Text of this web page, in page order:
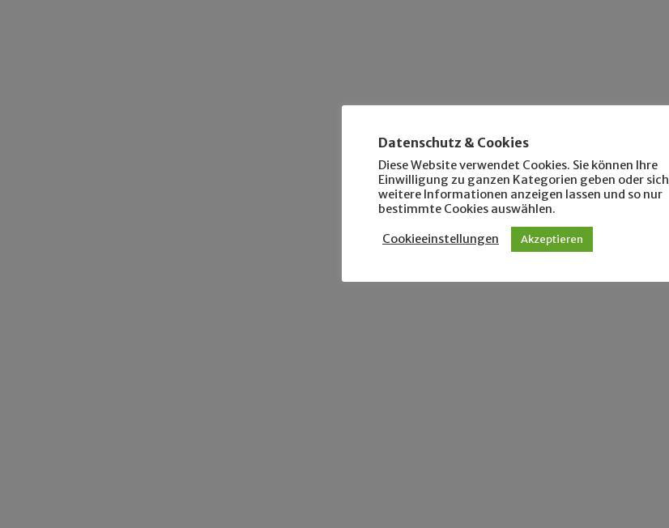
Datenschutz & Cookies
Diese Website verwendet Cookies. Sie können Ihre
Einwilligung zu ganzen Kategorien geben oder sich
weitere Informationen anzeigen lassen und so nur
bestimmte Cookies auswählen.
Cookieeinstellungen Akzeptieren